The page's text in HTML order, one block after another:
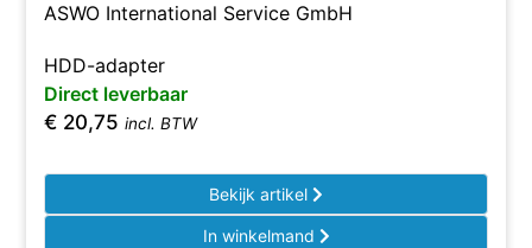
ASWO International Service GmbH
HDD-adapter
Direct leverbaar
€ 20,75 incl. BTW
Bekijk artikel
In winkelmand